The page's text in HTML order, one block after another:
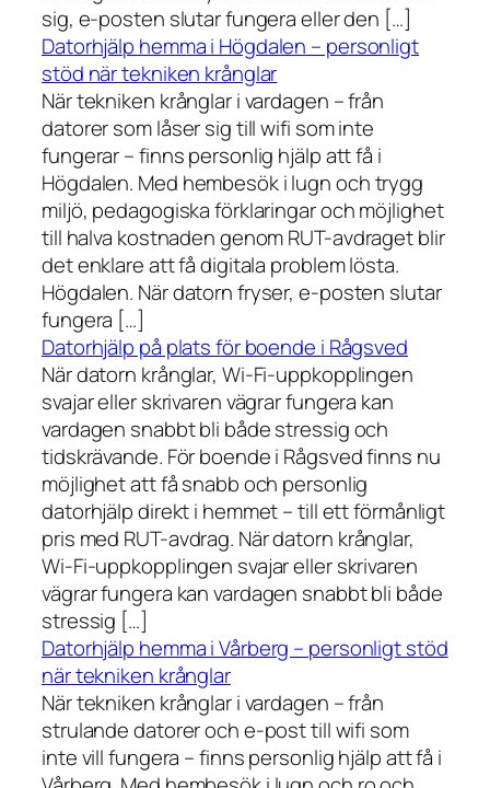
sig, e-posten slutar fungera eller den […]
Datorhjälp hemma i Högdalen – personligt
stöd när tekniken krånglar
När tekniken krånglar i vardagen – från
datorer som låser sig till wifi som inte
fungerar – finns personlig hjälp att få i
Högdalen. Med hembesök i lugn och trygg
miljö, pedagogiska förklaringar och möjlighet
till halva kostnaden genom RUT-avdraget blir
det enklare att få digitala problem lösta.
Högdalen. När datorn fryser, e-posten slutar
fungera […]
Datorhjälp på plats för boende i Rågsved
När datorn krånglar, Wi-Fi-uppkopplingen
svajar eller skrivaren vägrar fungera kan
vardagen snabbt bli både stressig och
tidskrävande. För boende i Rågsved finns nu
möjlighet att få snabb och personlig
datorhjälp direkt i hemmet – till ett förmånligt
pris med RUT-avdrag. När datorn krånglar,
Wi-Fi-uppkopplingen svajar eller skrivaren
vägrar fungera kan vardagen snabbt bli både
stressig […]
Datorhjälp hemma i Vårberg – personligt stöd
när tekniken krånglar
När tekniken krånglar i vardagen – från
strulande datorer och e-post till wifi som
inte vill fungera – finns personlig hjälp att få i